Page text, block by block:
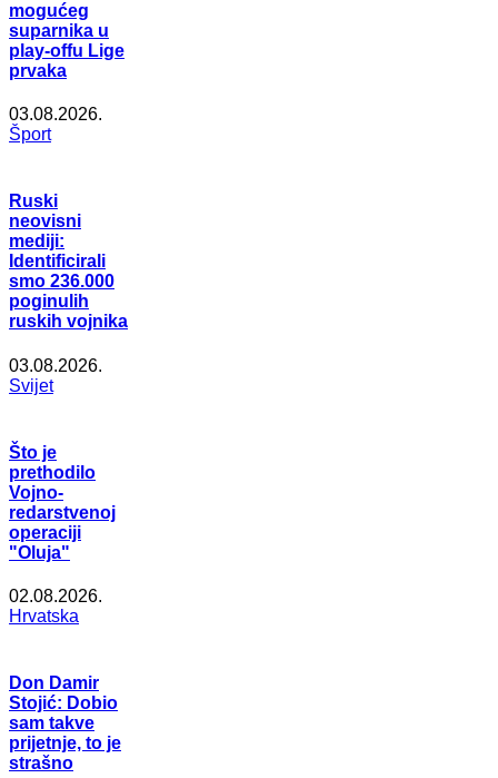
mogućeg
suparnika u
play-offu Lige
prvaka
03.08.2026.
Šport
Ruski
neovisni
mediji:
Identificirali
smo 236.000
poginulih
ruskih vojnika
03.08.2026.
Svijet
Što je
prethodilo
Vojno-
redarstvenoj
operaciji
"Oluja"
02.08.2026.
Hrvatska
Don Damir
Stojić: Dobio
sam takve
prijetnje, to je
strašno